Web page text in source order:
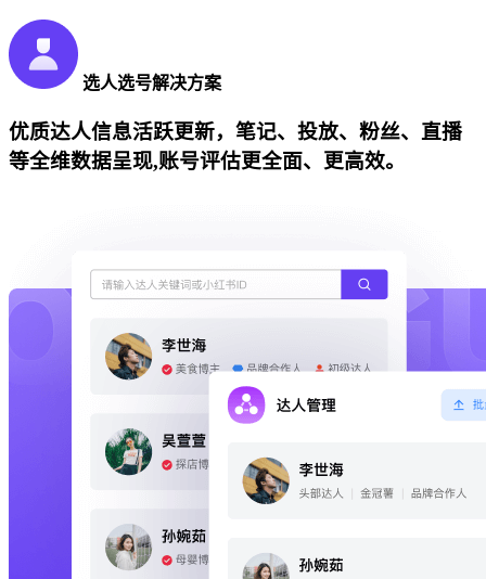
选人选号解决方案
优质达人信息活跃更新，笔记、投放、粉丝、直播
等全维数据呈现,账号评估更全面、更高效。